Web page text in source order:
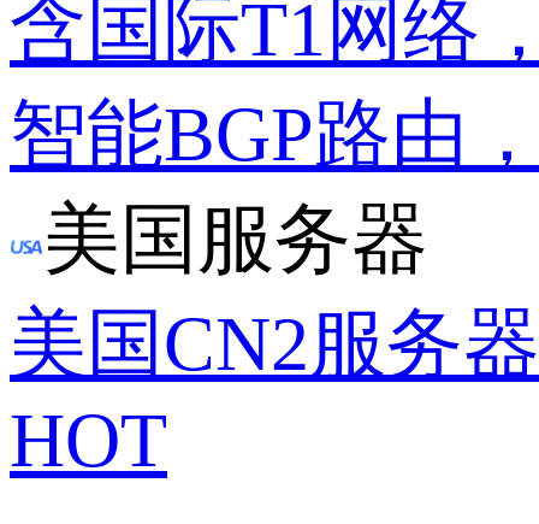
含国际T1网络
智能BGP路由
美国服务器
美国CN2服务器
HOT